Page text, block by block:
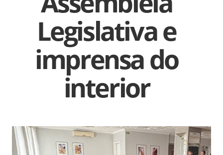
Legislativa e
imprensa do
interior